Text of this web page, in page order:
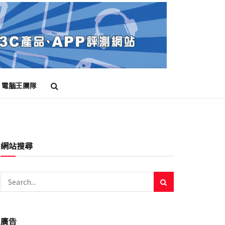
電腦王團隊
網站搜尋
廣告